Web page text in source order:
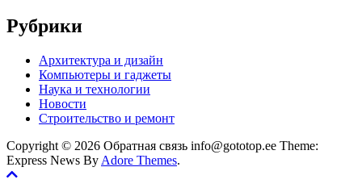
Рубрики
Архитектура и дизайн
Компьютеры и гаджеты
Наука и технологии
Новости
Строительство и ремонт
Copyright © 2026 Обратная связь info@gototop.ee Theme:
Express News By Adore Themes.